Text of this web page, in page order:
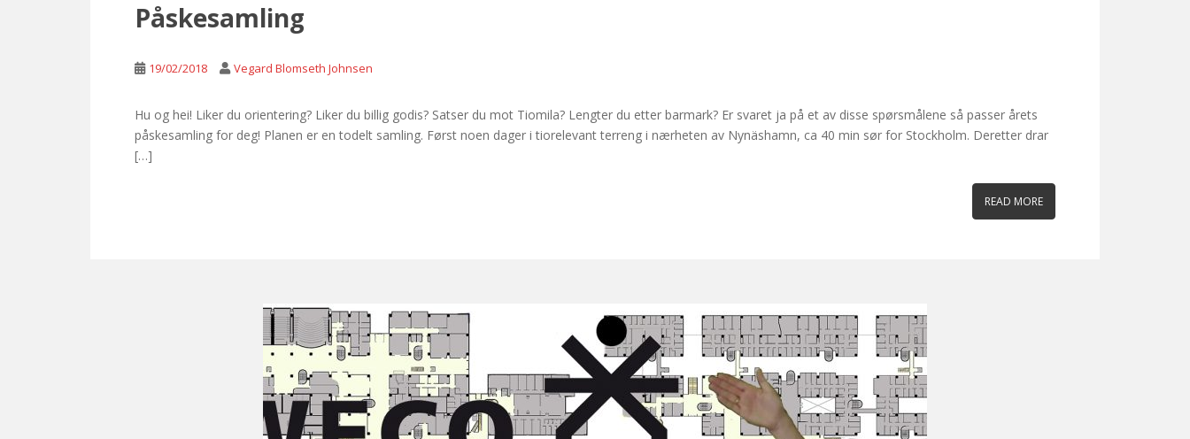
Påskesamling
19/02/2018 Vegard Blomseth Johnsen
Hu og hei! Liker du orientering? Liker du billig godis? Satser du mot Tiomila? Lengter du etter barmark? Er svaret ja på et av disse spørsmålene så passer årets
påskesamling for deg! Planen er en todelt samling. Først noen dager i tiorelevant terreng i nærheten av Nynäshamn, ca 40 min sør for Stockholm. Deretter drar
[…]
READ MORE